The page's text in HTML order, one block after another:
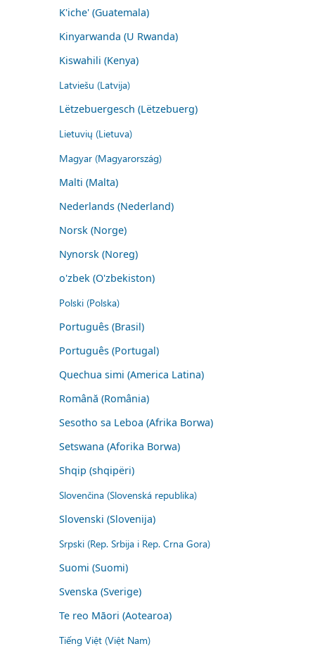
K'iche' (Guatemala)
Kinyarwanda (U Rwanda)
Kiswahili (Kenya)
Latviešu (Latvija)
Lëtzebuergesch (Lëtzebuerg)
Lietuvių (Lietuva)
Magyar (Magyarország)
Malti (Malta)
Nederlands (Nederland)
Norsk (Norge)
Nynorsk (Noreg)
o'zbek (O'zbekiston)
Polski (Polska)
Português (Brasil)
Português (Portugal)
Quechua simi (America Latina)
Română (România)
Sesotho sa Leboa (Afrika Borwa)
Setswana (Aforika Borwa)
Shqip (shqipëri)
Slovenčina (Slovenská republika)
Slovenski (Slovenija)
Srpski (Rep. Srbija i Rep. Crna Gora)
Suomi (Suomi)
Svenska (Sverige)
Te reo Māori (Aotearoa)
Tiếng Việt (Việt Nam)